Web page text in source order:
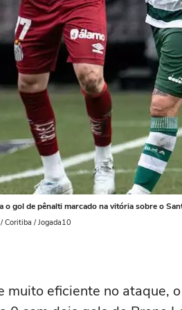
o gol de pênalti marcado na vitória sobre o
Coritiba / Jogada10
muito eficiente no ataque,